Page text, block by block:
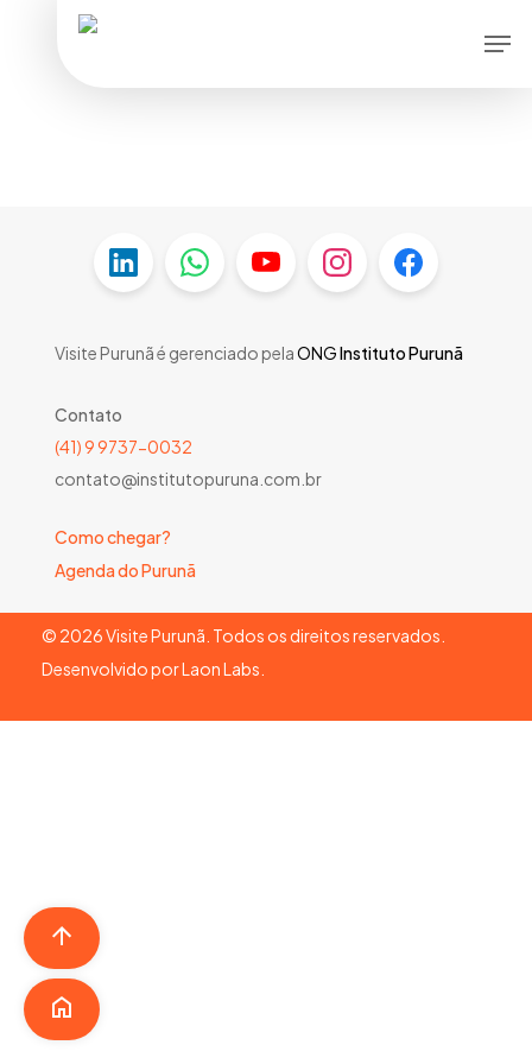
Visite Purunã é gerenciado pelaONGInstituto Purunã
Contato
(41) 9 9737-0032
contato@institutopuruna.com.br
Como chegar?
Agenda do Purunã
© 2026Visite Purunã. Todos os direitos reservados.
Desenvolvido porLaon Labs